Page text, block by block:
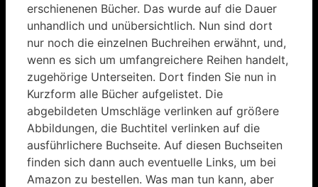
erschienenen Bücher. Das wurde auf die Dauer
unhandlich und unübersichtlich. Nun sind dort
nur noch die einzelnen Buchreihen erwähnt, und,
wenn es sich um umfangreichere Reihen handelt,
zugehörige Unterseiten. Dort finden Sie nun in
Kurzform alle Bücher aufgelistet. Die
abgebildeten Umschläge verlinken auf größere
Abbildungen, die Buchtitel verlinken auf die
ausführlichere Buchseite. Auf diesen Buchseiten
finden sich dann auch eventuelle Links, um bei
Amazon zu bestellen. Was man tun kann, aber